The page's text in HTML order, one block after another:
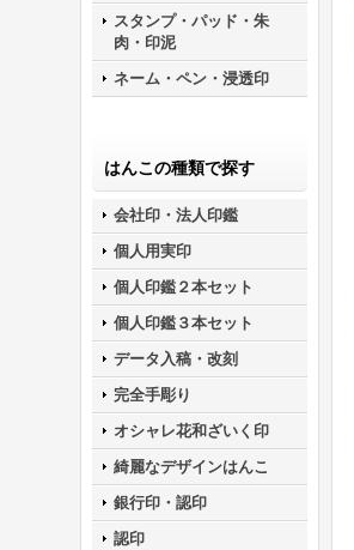
スタンプ・パッド・朱
肉・印泥
ネーム・ペン・浸透印
はんこの種類で探す
会社印・法人印鑑
個人用実印
個人印鑑２本セット
個人印鑑３本セット
データ入稿・改刻
完全手彫り
オシャレ花和ざいく印
綺麗なデザインはんこ
銀行印・認印
認印